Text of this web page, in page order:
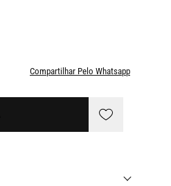
Compartilhar Pelo Whatsapp